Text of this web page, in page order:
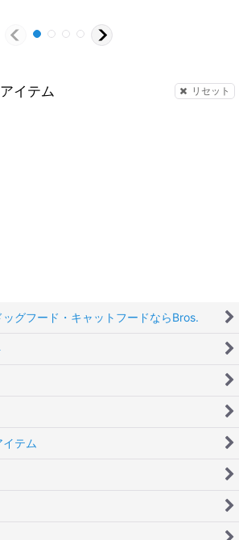
イテム リセット
グフード・キャットフードならBros.
テム